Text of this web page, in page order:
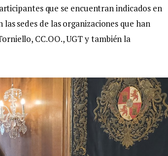
que se encuentran indicados en
sedes de las organizaciones que han
CC.OO., UGT y también la